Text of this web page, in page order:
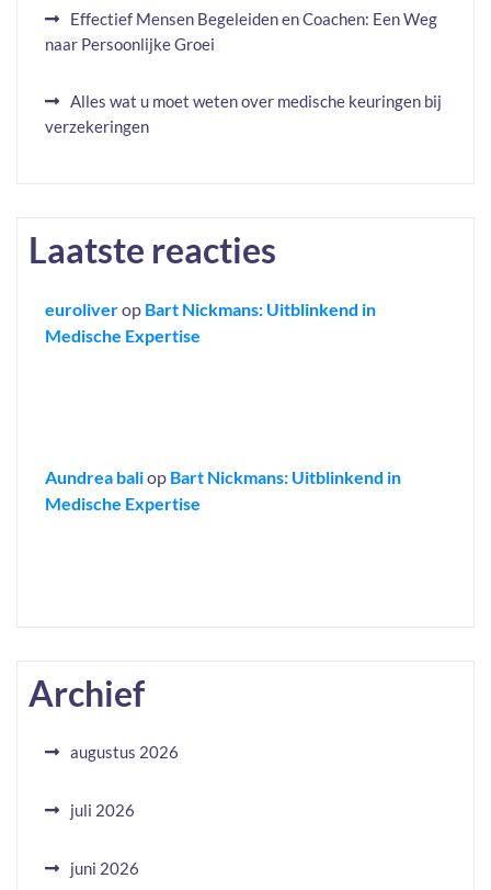
Effectief Mensen Begeleiden en Coachen: Een Weg
naar Persoonlijke Groei
Alles wat u moet weten over medische keuringen bij
verzekeringen
Laatste reacties
euroliverop Bart Nickmans: Uitblinkend in
Medische Expertise
Aundrea baliop Bart Nickmans: Uitblinkend in
Medische Expertise
Archief
augustus 2026
juli 2026
juni 2026